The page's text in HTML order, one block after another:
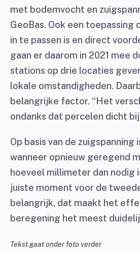
met bodemvocht en
GeoBas. Ook een toepassing
in te passen is en direct
gaan er daarom in 2021 mee
stations op drie locaties
lokale omstandigheden.
belangrijke factor. “Het
ondanks dat percelen dicht
Op basis van de zuigspanning
wanneer opnieuw geregend
hoeveel millimeter dan nodig
juiste moment voor de
belangrijk, dat maakt het
beregening het meest
Tekst gaat onder foto verder